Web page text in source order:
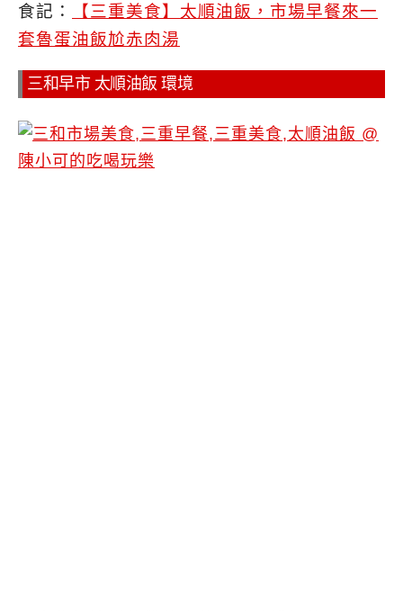
食記：
【三重美食】太順油飯，市場早餐來一
套魯蛋油飯尬赤肉湯
三和早市 太順油飯 環境